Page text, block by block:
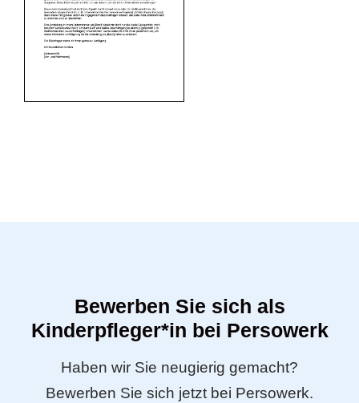
Bewerben Sie sich als
Kinderpfleger*in bei Persowerk
Haben wir Sie neugierig gemacht?
Bewerben Sie sich jetzt bei Persowerk.